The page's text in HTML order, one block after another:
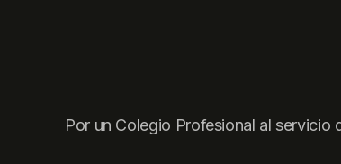
Por un Colegio Profesional al servicio